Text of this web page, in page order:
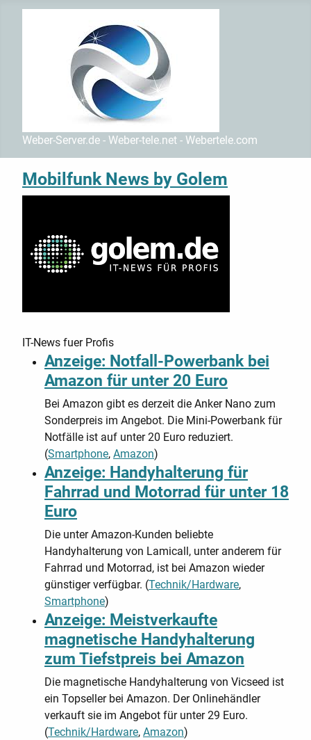
Weber-Server.de - Weber-tele.net - Webertele.com
Mobilfunk News by Golem
IT-News fuer Profis
Anzeige: Notfall-Powerbank bei
Amazon für unter 20 Euro
Bei Amazon gibt es derzeit die Anker Nano zum
Sonderpreis im Angebot. Die Mini-Powerbank für
Notfälle ist auf unter 20 Euro reduziert.
(Smartphone, Amazon)
Anzeige: Handyhalterung für
Fahrrad und Motorrad für unter 18
Euro
Die unter Amazon-Kunden beliebte
Handyhalterung von Lamicall, unter anderem für
Fahrrad und Motorrad, ist bei Amazon wieder
günstiger verfügbar. (Technik/Hardware,
Smartphone)
Anzeige: Meistverkaufte
magnetische Handyhalterung
zum Tiefstpreis bei Amazon
Die magnetische Handyhalterung von Vicseed ist
ein Topseller bei Amazon. Der Onlinehändler
verkauft sie im Angebot für unter 29 Euro.
(Technik/Hardware, Amazon)